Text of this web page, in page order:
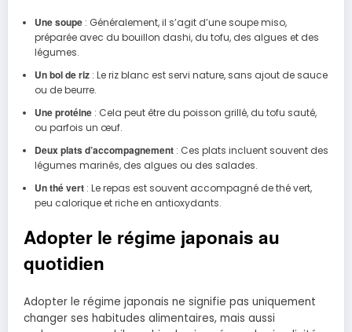
Une soupe: Généralement, il s’agit d’une soupe miso,
préparée avec du bouillon dashi, du tofu, des algues et des
légumes.
Un bol de riz: Le riz blanc est servi nature, sans ajout de sauce
ou de beurre.
Une protéine: Cela peut être du poisson grillé, du tofu sauté,
ou parfois un œuf.
Deux plats d’accompagnement: Ces plats incluent souvent des
légumes marinés, des algues ou des salades.
Un thé vert: Le repas est souvent accompagné de thé vert,
peu calorique et riche en antioxydants.
Adopter le régime japonais au
quotidien
Adopter le régime japonais ne signifie pas uniquement
changer ses habitudes alimentaires, mais aussi